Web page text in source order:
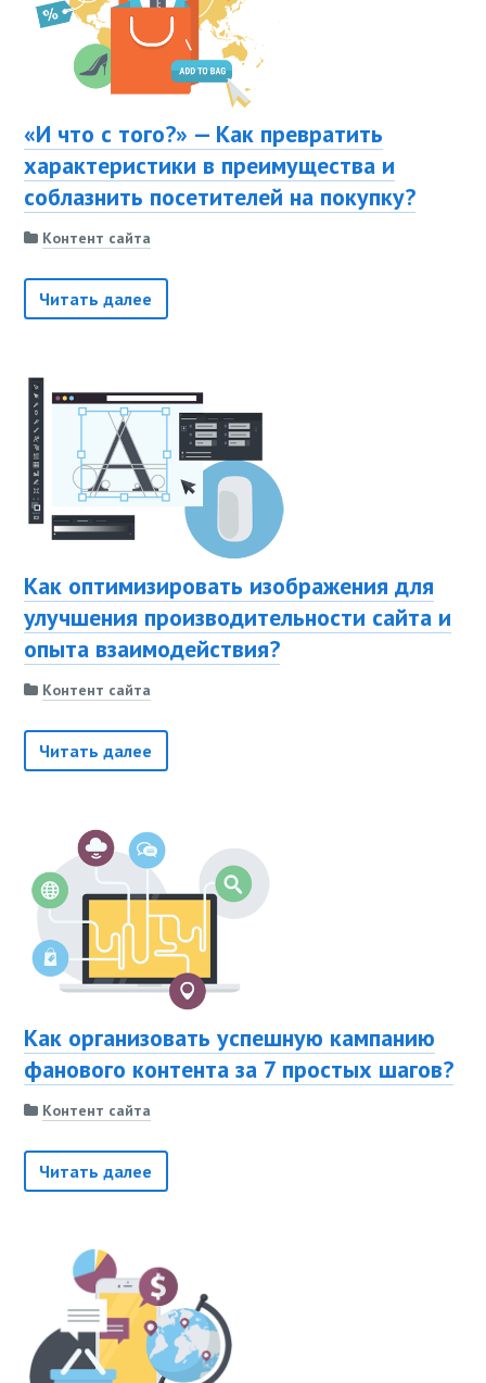
«И что с того?» — Как превратить
характеристики в преимущества и
соблазнить посетителей на покупку?
Контент сайта
Читать далее
Как оптимизировать изображения для
улучшения производительности сайта и
опыта взаимодействия?
Контент сайта
Читать далее
Как организовать успешную кампанию
фанового контента за 7 простых шагов?
Контент сайта
Читать далее